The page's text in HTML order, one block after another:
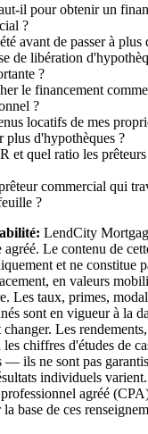
il pour obtenir un
?
avant de passer à plus
de libération
?
le financement
?
locatifs de mes
d'hypothèques ?
et quel ratio les
commercial qui
?
LendCity
Le contenu de
et ne constitue
en valeurs
Les taux, primes,
sont en vigueur à la
Les
chiffres d'études de
ils ne sont pas
individuels
agréé
base de ces